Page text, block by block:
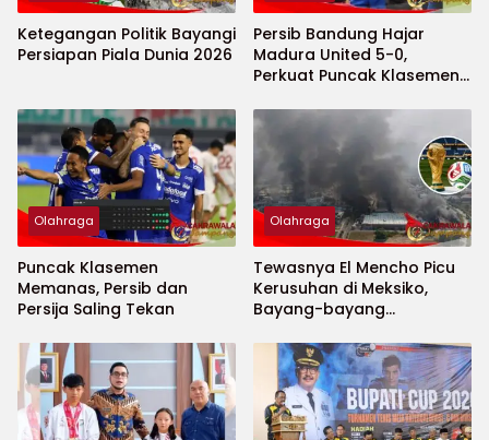
Ketegangan Politik Bayangi
Persiapan Piala Dunia 2026
Persib Bandung Hajar
Madura United 5-0,
Perkuat Puncak Klasemen
Olahraga
Puncak Klasemen
Memanas, Persib dan
Persija Saling Tekan
Olahraga
Tewasnya El Mencho Picu
Kerusuhan di Meksiko,
Bayang-bayang
2026 Menguat